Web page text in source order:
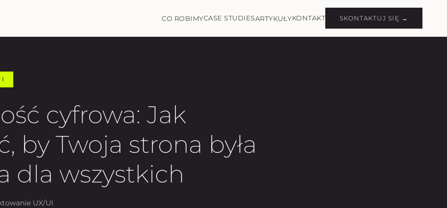
CO ROBIMYCASE STUDIESARTYKUŁYKONTAKT SKONTAKTUJ SIĘ →
cyfrowa: Jak
by Twoja strona była
dla wszystkich
UX/UI